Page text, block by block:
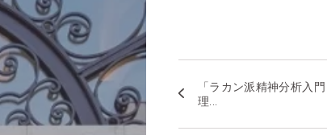
「ラカン派精神分析入門
理...